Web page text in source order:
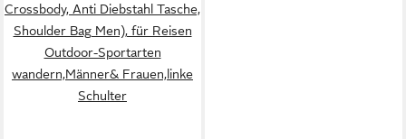
Crossbody, Anti Diebstahl Tasche,
Shoulder Bag Men), für Reisen
Outdoor-Sportarten
wandern,Männer& Frauen,linke
Schulter